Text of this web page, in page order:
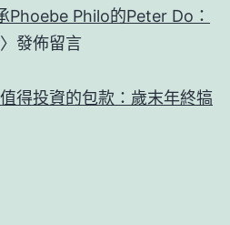
Phoebe Philo的Peter Do：
〉發佈留言
得投資的包款：歲末年終犒